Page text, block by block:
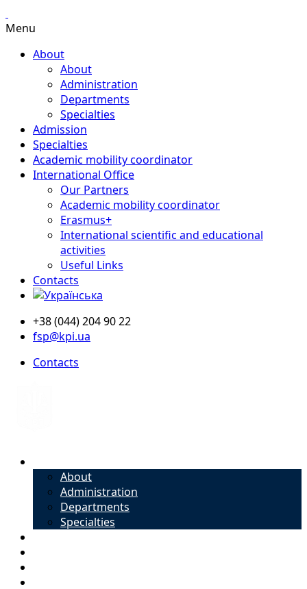
Menu
About
About
Administration
Departments
Specialties
Admission
Specialties
Academic mobility coordinator
International Office
Our Partners
Academic mobility coordinator
Erasmus+
International scientific and educational
activities
Useful Links
Contacts
+38 (044) 204 90 22
fsp@kpi.ua
Contacts
About
Administration
Departments
Specialties